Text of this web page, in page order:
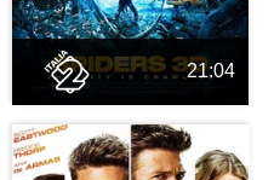
21:04